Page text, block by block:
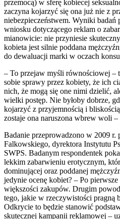
przemocą) w sferę kobiecej
zaczyna kojarzyć się ona już nie z
niebezpieczeństwem. Wyniki badań
wniosku dotyczącego reklam o
mianowicie: nie przyniesie
kobieta jest silnie poddana
do dewaluacji marki w oczach
– To przejaw myśli równościowej –
sobie sprawy przez kobiety, że ich
nich, że mogą się one nimi dzielić,
wielki postęp. Nie byłoby dobrze,
kojarzyć z przyjemnością i
zostaje ona naruszona wbrew woli –
Badanie przeprowadzono w 2009
Falkowskiego, dyrektora Instytutu
SWPS. Badanym respondentek
lekkim zabarwieniu erotycznym,
dominującej oraz poddanej
jedynie ocenę kobiet? – Po
większości zakupów. Drugim
tego, jakie w rzeczywistości pragną
Odkrycie to będzie stanowić
skutecznej kampanii reklamowej –